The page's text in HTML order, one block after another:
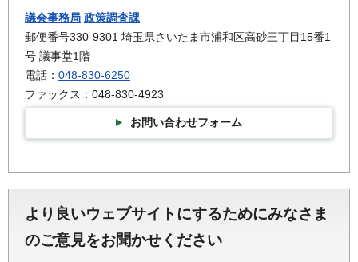
議会事務局 政策調査課
郵便番号330-9301 埼玉県さいたま市浦和区高砂三丁目15番1
号 議事堂1階
電話： 048-830-6250
ファックス：048-830-4923
お問い合わせフォーム
より良いウェブサイトにするためにみなさま
のご意見をお聞かせください